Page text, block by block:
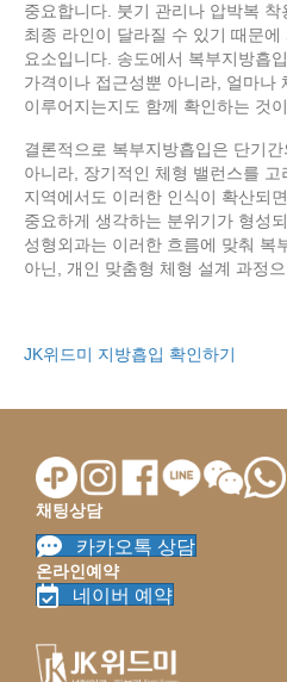
중요합니다. 붓기 관리나 압박복
최종 라인이 달라질 수 있기 때문
요소입니다. 송도에서 복부지방흡
가격이나 접근성뿐 아니라, 얼마나
이루어지는지도 함께 확인하는 것
결론적으로 복부지방흡입은 단기
아니라, 장기적인 체형 밸런스를
지역에서도 이러한 인식이 확산되
중요하게 생각하는 분위기가 형성
성형외과는 이러한 흐름에 맞춰 복
아닌, 개인 맞춤형 체형 설계 과정
JK위드미 지방흡입 확인하기
채팅상담
카카오톡 상담
온라인예약
네이버 예약